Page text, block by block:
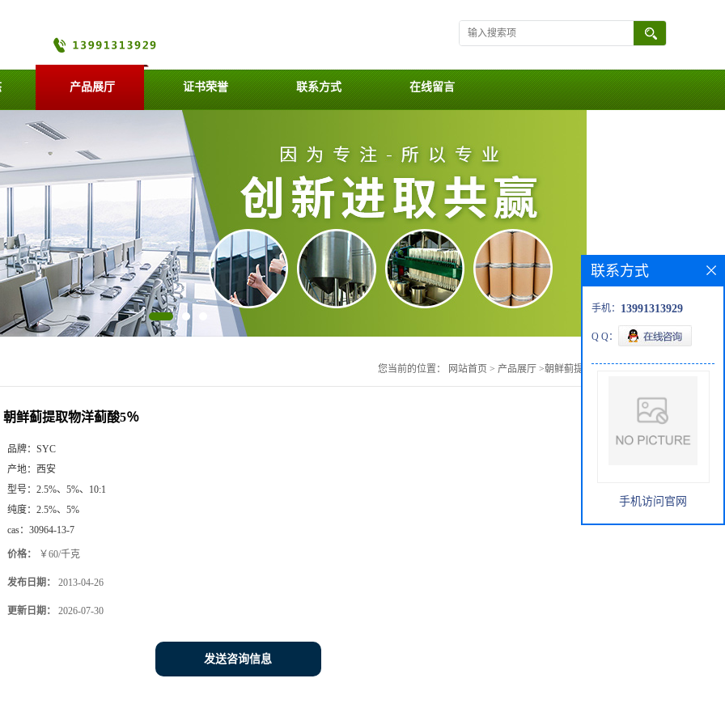
产品展厅 证书荣誉 联系方式 在线留言
您当前的位置： 网站首页 > 产品展厅 >朝鲜蓟提取物洋蓟酸5％
朝鲜蓟提取物洋蓟酸5％
品牌： SYC
产地： 西安
型号： 2.5%、5%、10:1
纯度： 2.5%、5%
cas： 30964-13-7
价格： ￥60/千克
发布日期： 2013-04-26
更新日期： 2026-07-30
发送咨询信息
联系方式
手机： 13991313929
Q Q：
手机访问官网